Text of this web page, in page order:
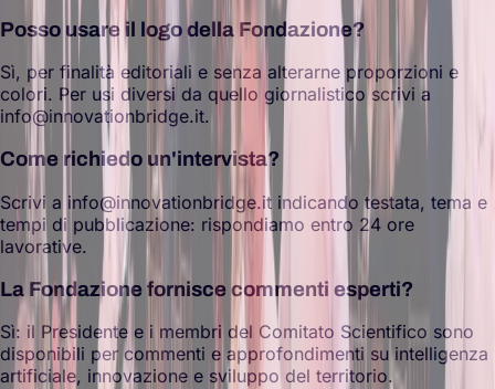
Posso usare il logo della Fondazione?
Sì, per finalità editoriali e senza alterarne proporzioni e
colori. Per usi diversi da quello giornalistico scrivi a
info@innovationbridge.it.
Come richiedo un'intervista?
Scrivi a info@innovationbridge.it indicando testata, tema e
tempi di pubblicazione: rispondiamo entro 24 ore
lavorative.
La Fondazione fornisce commenti esperti?
Sì: il Presidente e i membri del Comitato Scientifico sono
disponibili per commenti e approfondimenti su intelligenza
artificiale, innovazione e sviluppo del territorio.